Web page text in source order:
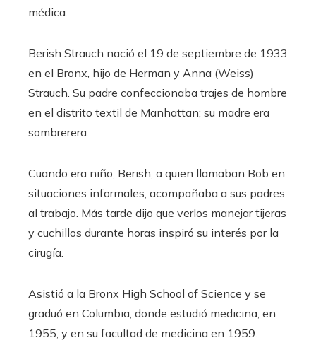
médica.
Berish Strauch nació el 19 de septiembre de 1933
en el Bronx, hijo de Herman y Anna (Weiss)
Strauch. Su padre confeccionaba trajes de hombre
en el distrito textil de Manhattan; su madre era
sombrerera.
Cuando era niño, Berish, a quien llamaban Bob en
situaciones informales, acompañaba a sus padres
al trabajo. Más tarde dijo que verlos manejar tijeras
y cuchillos durante horas inspiró su interés por la
cirugía.
Asistió a la Bronx High School of Science y se
graduó en Columbia, donde estudió medicina, en
1955, y en su facultad de medicina en 1959.